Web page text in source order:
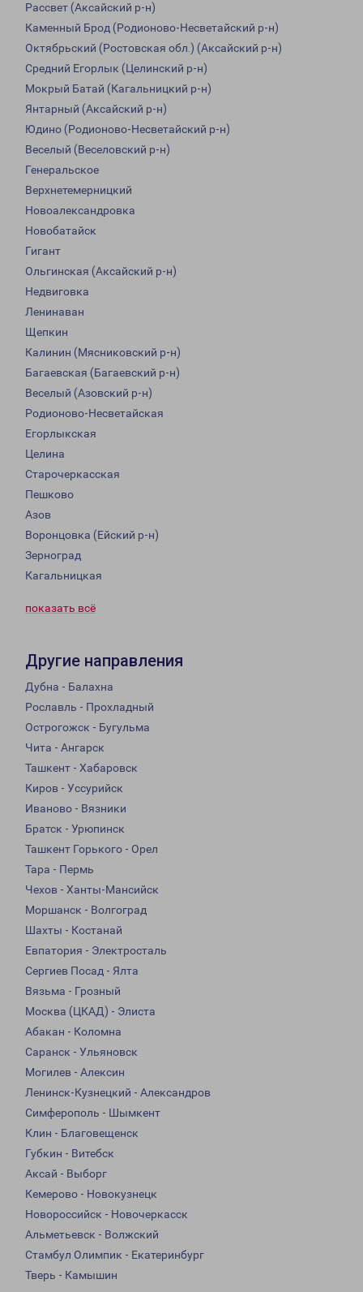
Рассвет (Аксайский р-н)
Каменный Брод (Родионово-Несветайский р-н)
Октябрьский (Ростовская обл.) (Аксайский р-н)
Средний Егорлык (Целинский р-н)
Мокрый Батай (Кагальницкий р-н)
Янтарный (Аксайский р-н)
Юдино (Родионово-Несветайский р-н)
Веселый (Веселовский р-н)
Генеральское
Верхнетемерницкий
Новоалександровка
Новобатайск
Гигант
Ольгинская (Аксайский р-н)
Недвиговка
Ленинаван
Щепкин
Калинин (Мясниковский р-н)
Багаевская (Багаевский р-н)
Веселый (Азовский р-н)
Родионово-Несветайская
Егорлыкская
Целина
Старочеркасская
Пешково
Азов
Воронцовка (Ейский р-н)
Зерноград
Кагальницкая
показать всё
Другие направления
Дубна - Балахна
Рославль - Прохладный
Острогожск - Бугульма
Чита - Ангарск
Ташкент - Хабаровск
Киров - Уссурийск
Иваново - Вязники
Братск - Урюпинск
Ташкент Горького - Орел
Тара - Пермь
Чехов - Ханты-Мансийск
Моршанск - Волгоград
Шахты - Костанай
Евпатория - Электросталь
Сергиев Посад - Ялта
Вязьма - Грозный
Москва (ЦКАД) - Элиста
Абакан - Коломна
Саранск - Ульяновск
Могилев - Алексин
Ленинск-Кузнецкий - Александров
Симферополь - Шымкент
Клин - Благовещенск
Губкин - Витебск
Аксай - Выборг
Кемерово - Новокузнецк
Новороссийск - Новочеркасск
Альметьевск - Волжский
Стамбул Олимпик - Екатеринбург
Тверь - Камышин